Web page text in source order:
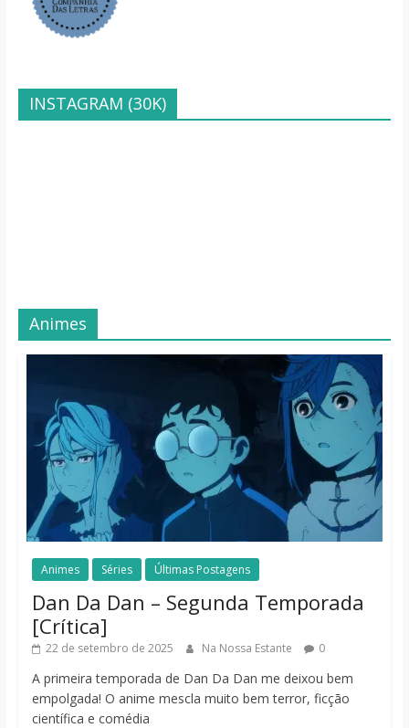
INSTAGRAM (30K)
Animes
Animes Séries Últimas Postagens
Dan Da Dan – Segunda Temporada
[Crítica]
22 de setembro de 2025 Na Nossa Estante 0
A primeira temporada de Dan Da Dan me deixou bem
empolgada! O anime mescla muito bem terror, ficção
científica e comédia